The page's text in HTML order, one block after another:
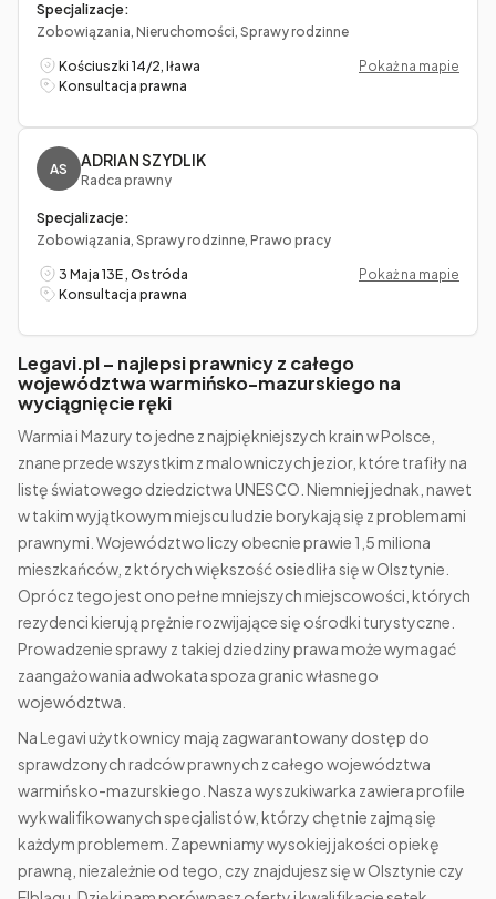
Specjalizacje:
Zobowiązania, Nieruchomości, Sprawy rodzinne
Kościuszki 14/2, Iława
Pokaż na mapie
Konsultacja prawna
AS ADRIAN SZYDLIK
Radca prawny
Specjalizacje:
Zobowiązania, Sprawy rodzinne, Prawo pracy
3 Maja 13E , Ostróda
Pokaż na mapie
Konsultacja prawna
Legavi.pl – najlepsi prawnicy z całego
województwa warmińsko-mazurskiego na
wyciągnięcie ręki
Warmia i Mazury to jedne z najpiękniejszych krain w Polsce,
znane przede wszystkim z malowniczych jezior, które trafiły na
listę światowego dziedzictwa UNESCO. Niemniej jednak, nawet
w takim wyjątkowym miejscu ludzie borykają się z problemami
prawnymi. Województwo liczy obecnie prawie 1,5 miliona
mieszkańców, z których większość osiedliła się w Olsztynie.
Oprócz tego jest ono pełne mniejszych miejscowości, których
rezydenci kierują prężnie rozwijające się ośrodki turystyczne.
Prowadzenie sprawy z takiej dziedziny prawa może wymagać
zaangażowania adwokata spoza granic własnego
województwa.
Na Legavi użytkownicy mają zagwarantowany dostęp do
sprawdzonych radców prawnych z całego województwa
warmińsko-mazurskiego. Nasza wyszukiwarka zawiera profile
wykwalifikowanych specjalistów, którzy chętnie zajmą się
każdym problemem. Zapewniamy wysokiej jakości opiekę
prawną, niezależnie od tego, czy znajdujesz się w Olsztynie czy